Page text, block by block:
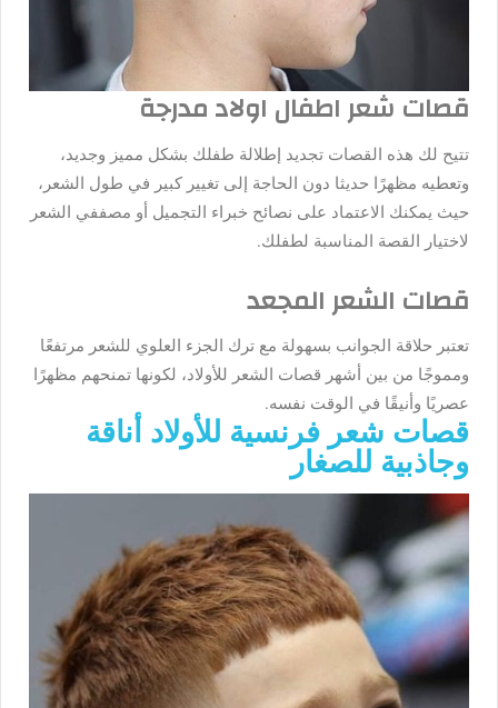
قصات شعر اطفال اولاد مدرجة
تتيح لك هذه القصات تجديد إطلالة طفلك بشكل مميز وجديد،
وتعطيه مظهرًا حديثا دون الحاجة إلى تغيير كبير في طول الشعر،
حيث يمكنك الاعتماد على نصائح خبراء التجميل أو مصففي الشعر
لاختيار القصة المناسبة لطفلك.
قصات الشعر المجعد
تعتبر حلاقة الجوانب بسهولة مع ترك الجزء العلوي للشعر مرتفعًا
ومموجًا من بين أشهر قصات الشعر للأولاد، لكونها تمنحهم مظهرًا
عصريًا وأنيقًا في الوقت نفسه.
قصات شعر فرنسية للأولاد أناقة
وجاذبية للصغار